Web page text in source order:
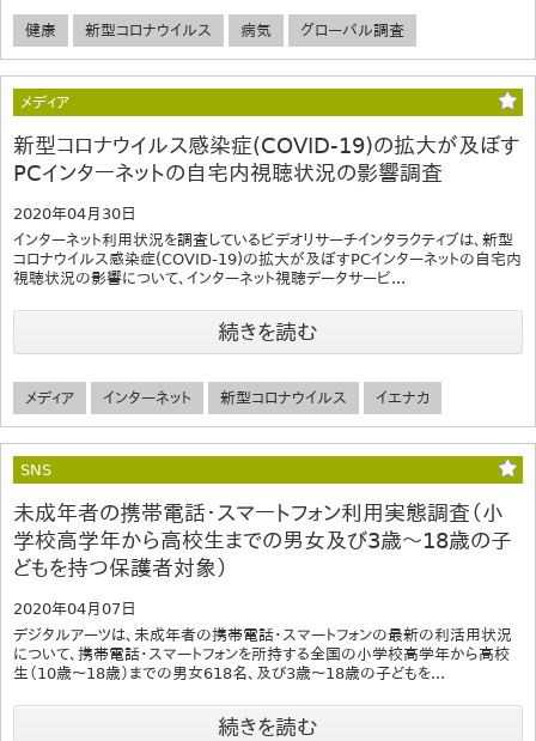
健康 新型コロナウイルス 病気 グローバル調査
メディア
新型コロナウイルス感染症(COVID-19)の拡大が及ぼす
PCインターネットの自宅内視聴状況の影響調査
2020年04月30日
インターネット利用状況を調査しているビデオリサーチインタラクティブは、新型
コロナウイルス感染症(COVID-19)の拡大が及ぼすPCインターネットの自宅内
視聴状況の影響について、インターネット視聴データサービ...
続きを読む
メディア インターネット 新型コロナウイルス イエナカ
SNS
未成年者の携帯電話・スマートフォン利用実態調査（小
学校高学年から高校生までの男女及び3歳～18歳の子
どもを持つ保護者対象）
2020年04月07日
デジタルアーツは、未成年者の携帯電話・スマートフォンの最新の利活用状況
について、携帯電話・スマートフォンを所持する全国の小学校高学年から高校
生（10歳～18歳）までの男女618名、及び3歳～18歳の子どもを...
続きを読む